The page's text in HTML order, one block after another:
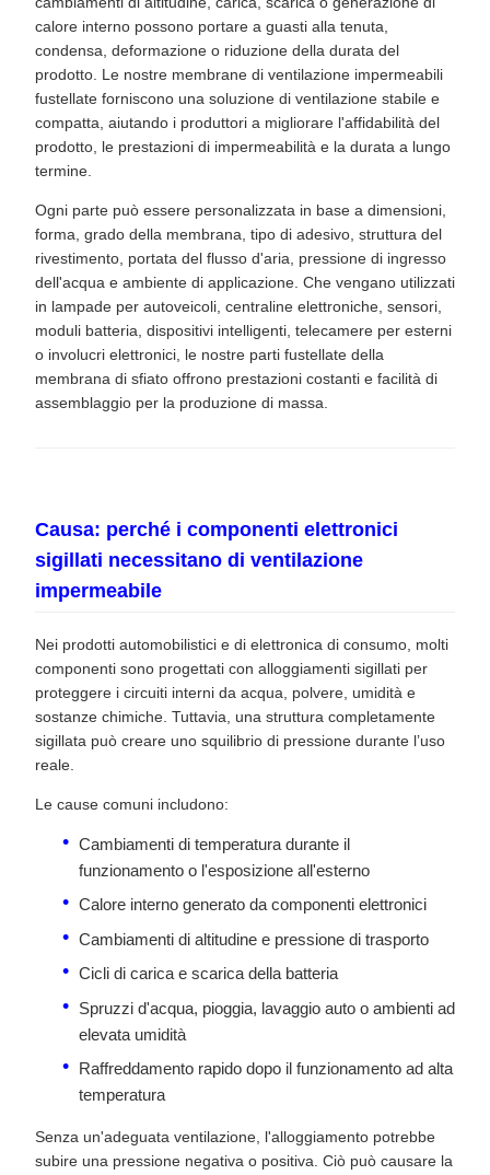
calore interno possono portare a guasti alla tenuta,
condensa, deformazione o riduzione della durata del
prodotto. Le nostre membrane di ventilazione impermeabili
fustellate forniscono una soluzione di ventilazione stabile e
compatta, aiutando i produttori a migliorare l'affidabilità del
prodotto, le prestazioni di impermeabilità e la durata a lungo
termine.
Ogni parte può essere personalizzata in base a dimensioni,
forma, grado della membrana, tipo di adesivo, struttura del
rivestimento, portata del flusso d'aria, pressione di ingresso
dell'acqua e ambiente di applicazione. Che vengano utilizzati
in lampade per autoveicoli, centraline elettroniche, sensori,
moduli batteria, dispositivi intelligenti, telecamere per esterni
o involucri elettronici, le nostre parti fustellate della
membrana di sfiato offrono prestazioni costanti e facilità di
assemblaggio per la produzione di massa.
Causa: perché i componenti elettronici
sigillati necessitano di ventilazione
impermeabile
Nei prodotti automobilistici e di elettronica di consumo, molti
componenti sono progettati con alloggiamenti sigillati per
proteggere i circuiti interni da acqua, polvere, umidità e
sostanze chimiche. Tuttavia, una struttura completamente
sigillata può creare uno squilibrio di pressione durante l’uso
reale.
Le cause comuni includono:
Cambiamenti di temperatura durante il
funzionamento o l'esposizione all'esterno
Calore interno generato da componenti elettronici
Cambiamenti di altitudine e pressione di trasporto
Cicli di carica e scarica della batteria
Spruzzi d'acqua, pioggia, lavaggio auto o ambienti ad
elevata umidità
Raffreddamento rapido dopo il funzionamento ad alta
temperatura
Senza un'adeguata ventilazione, l'alloggiamento potrebbe
subire una pressione negativa o positiva. Ciò può causare la